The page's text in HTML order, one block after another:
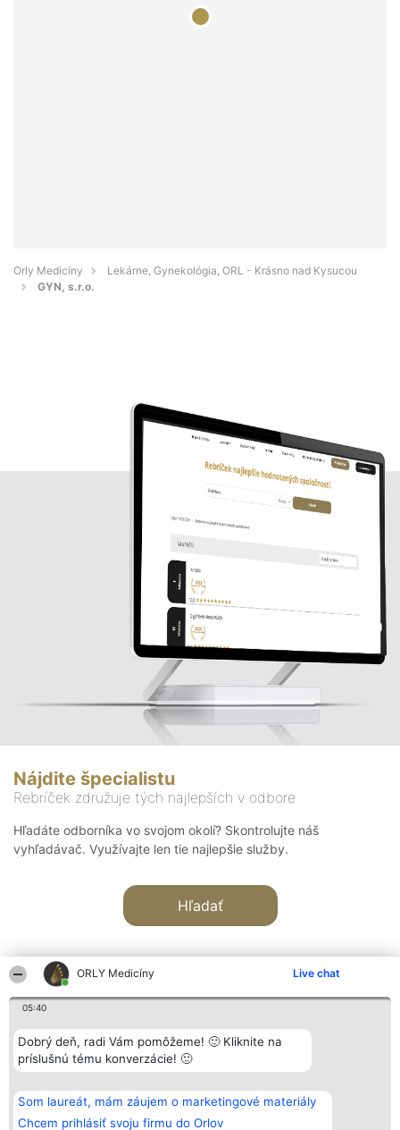
ORLY Medicíny Live chat
05:40
Dobrý deň, radi Vám pomôžeme! 🙂 Kliknite na
príslušnú tému konverzácie! 🙂
Som laureát, mám záujem o marketingové materiály
Chcem prihlásiť svoju firmu do Orlov
Orly Medicíny
Lekárne, Gynekológia, ORL - Krásno nad Kysucou
GYN, s.r.o.
Nájdite špecialistu
Rebríček združuje tých najlepších v odbore
Hľadáte odborníka vo svojom okolí? Skontrolujte náš
vyhľadávač. Využívajte len tie najlepšie služby.
Hľadať
Organizátor hodnotenia
Bright Side Solutions sp. z o.
o. sp. k.
Wrocław 50-079
KRS 0000749100 | Regon
381313360 | NIP 8943132676
Hodnotenie
Laureáti
Lista
Laureatów
Podmienky
Obchodné
Kontakt
Kontakt